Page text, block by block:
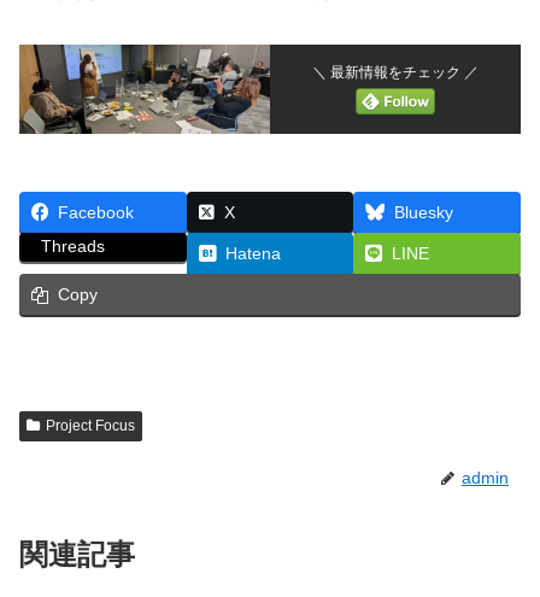
＼ 最新情報をチェック ／
Facebook X
Bluesky
Threads
Hatena LINE
Copy
Project Focus
admin
関連記事